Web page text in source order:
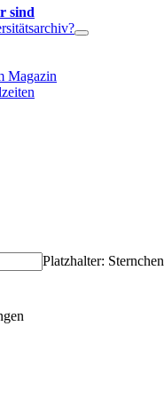
sind
Magazin
Platzhalter: